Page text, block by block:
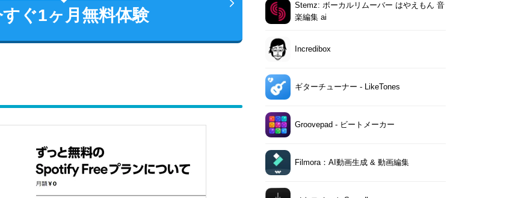
ぐ1ヶ月無料体験
Stemz: ボーカルリムーバー はやえもん 音
楽編集 ai
Incredibox
ギターチューナー - LikeTones
Groovepad - ビートメーカー
Filmora：AI動画生成 & 動画編集